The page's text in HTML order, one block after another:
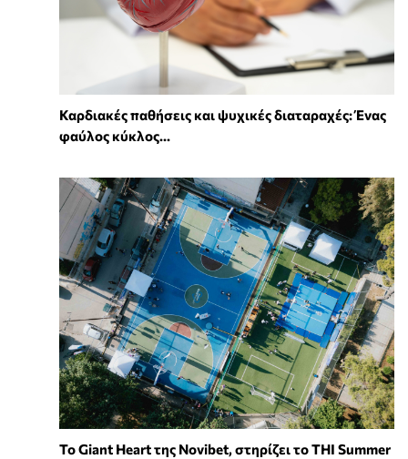
Καρδιακές παθήσεις και ψυχικές διαταραχές: Ένας
φαύλος κύκλος...
To Giant Heart της Novibet, στηρίζει το THI Summer